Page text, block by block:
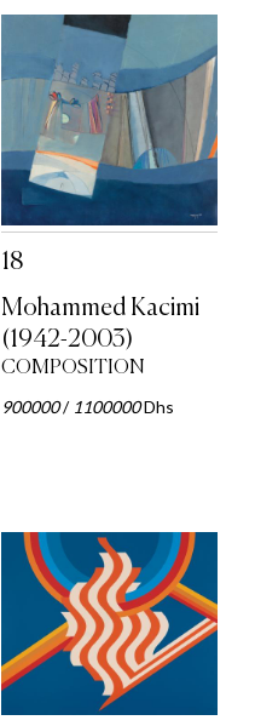
18
Mohammed Kacimi
(1942-2003)
COMPOSITION
900000/ 1100000Dhs